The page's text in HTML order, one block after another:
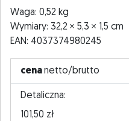
Waga: 0,52 kg
Wymiary: 32,2
5,3
1,5 cm
EAN: 4037374980245
cenanetto/brutto
Detaliczna:
101,50 zł